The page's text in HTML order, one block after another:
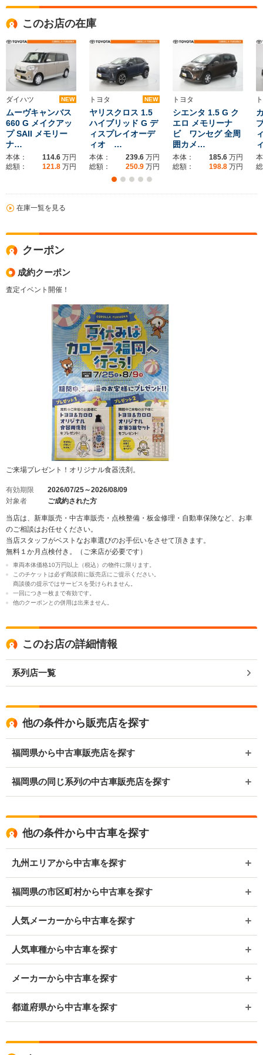
このお店の在庫
ダイハツ NEW
ムーヴキャンバス
660 G メイクアッ
プ SAII メモリー
ナ…
本体： 114.6 万円
総額：
121.8 万円
トヨタ NEW
ヤリスクロス 1.5
ハイブリッド G デ
ィスプレイオーデ
ィオ …
本体： 239.6 万円
総額：
250.9 万円
トヨタ
シエンタ 1.5 G ク
エロ メモリーナ
ビ ワンセグ 全周
囲カメ…
本体： 185.6 万円
総額：
198.8 万円
在庫一覧を見る
クーポン
成約クーポン
査定イベント開催！
ご来場プレゼント！オリジナル食器洗剤。
有効期限
2026/07/25～2026/08/09
対象者
ご成約された方
当店は、新車販売・中古車販売・点検整備・板金修理・自動車保険など、お車
のご相談はお任せください。
当店スタッフがベストなお車選びのお手伝いをさせて頂きます。
無料１か月点検付き。（ご来店が必要です）
車両本体価格10万円以上（税込）の物件に限ります。
このチケットは必ず商談前に販売店にご提示ください。
商談後の提示ではサービスを受けられません。
一回につき一枚まで有効です。
他のクーポンとの併用は出来ません。
このお店の詳細情報
系列店一覧
他の条件から販売店を探す
福岡県から中古車販売店を探す
福岡県の同じ系列の中古車販売店を探す
他の条件から中古車を探す
九州エリアから中古車を探す
福岡県の市区町村から中古車を探す
人気メーカーから中古車を探す
人気車種から中古車を探す
メーカーから中古車を探す
都道府県から中古車を探す